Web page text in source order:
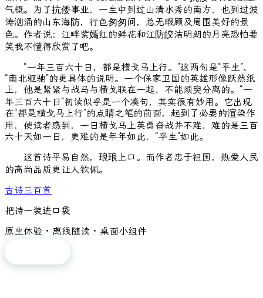
气概。为了抗倭事业，一生中到过山清水秀的南方，也到过波
涛汹涌的山东海防，行色匆匆间，总无暇顾及周围美好的景
色。作者说：江畔紫嫣红的鲜花和江防皎洁明朗的月亮恐怕要
笑我不懂得欣赏了吧。
“一年三百六十日，都是横戈马上行。”这两句是“平生”、
“南北驱驰”的更具体的说明。一个保家卫国的英雄形像跃然纸
上，他是紧紧与战马与横戈联在一起，不能须臾分离的。“一
年三百六十日”初读似乎是一个凑句，其实很有妙用。它出现
在“都是横戈马上行”的点睛之笔的前面，起到了必要的渲染作
用，使读者感到，一日横戈马上英勇奋战并不难，难的是三百
六十天如一日，更难的是年年如此，“平生”如此。
这首诗平易自然，琅琅上口。而作者忠于祖国，热爱人民
的高尚品质更让人钦佩。
古诗三百首
把诗一装进口袋
原生体验 · 离线随读 · 桌面小组件